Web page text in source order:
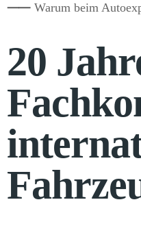
⸺ Warum beim
20